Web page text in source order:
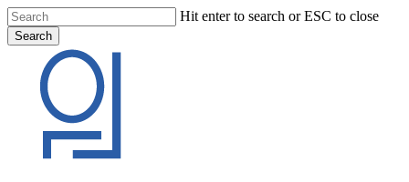
Skip
to
main
content
Hit enter to search or ESC to close
Search
Search